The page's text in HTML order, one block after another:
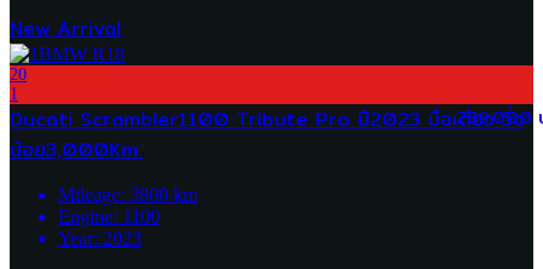
New Arrival
20
1
289,000
Ducati Scrambler1100 Tribute Pro ปี2023 มือเดียว วิ่ง
น้อย3,000Km.
Mileage: 3800 km
Engine: 1100
Year: 2023